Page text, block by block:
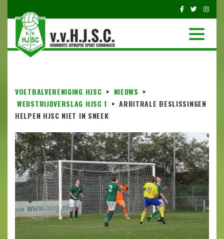
VOETBALVERENIGING HJSC > NIEUWS >
WEDSTRIJDVERSLAG HJSC 1 > ARBITRALE BESLISSINGEN
HELPEN HJSC NIET IN SNEEK